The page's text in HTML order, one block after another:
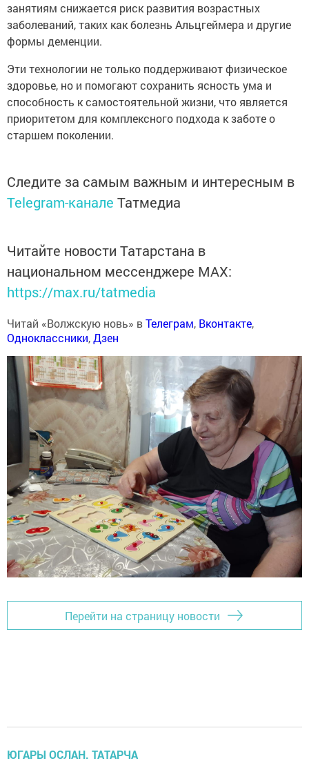
занятиям снижается риск развития возрастных
заболеваний, таких как болезнь Альцгеймера и другие
формы деменции.
Эти технологии не только поддерживают физическое
здоровье, но и помогают сохранить ясность ума и
способность к самостоятельной жизни, что является
приоритетом для комплексного подхода к заботе о
старшем поколении.
Следите за самым важным и интересным в
Telegram-канале Татмедиа
Читайте новости Татарстана в
национальном мессенджере MАХ:
https://max.ru/tatmedia
Читай «Волжскую новь» вТелеграм, Вконтакте,
Одноклассники,Дзен
Перейти на страницу новости
ЮГАРЫ ОСЛАН. ТАТАРЧА